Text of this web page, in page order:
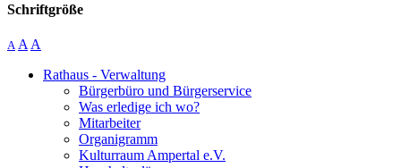
Schriftgröße
A A A
Rathaus - Verwaltung
Bürgerbüro und Bürgerservice
Was erledige ich wo?
Mitarbeiter
Organigramm
Kulturraum Ampertal e.V.